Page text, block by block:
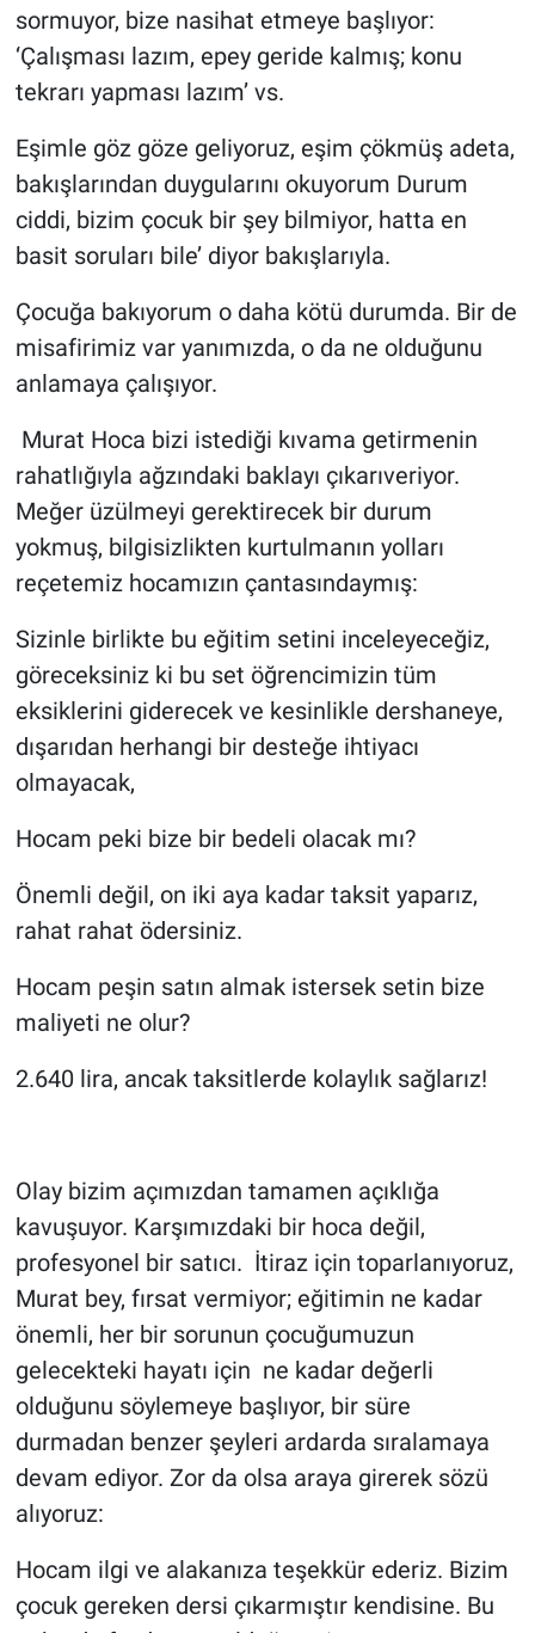
sormuyor, bize nasihat etmeye başlıyor:
‘Çalışması lazım, epey geride kalmış; konu
tekrarı yapması lazım’ vs.
Eşimle göz göze geliyoruz, eşim çökmüş adeta,
bakışlarından duygularını okuyorum Durum
ciddi, bizim çocuk bir şey bilmiyor, hatta en
basit soruları bile’ diyor bakışlarıyla.
Çocuğa bakıyorum o daha kötü durumda. Bir de
misafirimiz var yanımızda, o da ne olduğunu
anlamaya çalışıyor.
Murat Hoca bizi istediği kıvama getirmenin
rahatlığıyla ağzındaki baklayı çıkarıveriyor.
Meğer üzülmeyi gerektirecek bir durum
yokmuş, bilgisizlikten kurtulmanın yolları
reçetemiz hocamızın çantasındaymış:
Sizinle birlikte bu eğitim setini inceleyeceğiz,
göreceksiniz ki bu set öğrencimizin tüm
eksiklerini giderecek ve kesinlikle dershaneye,
dışarıdan herhangi bir desteğe ihtiyacı
olmayacak,
Hocam peki bize bir bedeli olacak mı?
Önemli değil, on iki aya kadar taksit yaparız,
rahat rahat ödersiniz.
Hocam peşin satın almak istersek setin bize
maliyeti ne olur?
2.640 lira, ancak taksitlerde kolaylık sağlarız!
Olay bizim açımızdan tamamen açıklığa
kavuşuyor. Karşımızdaki bir hoca değil,
profesyonel bir satıcı. İtiraz için toparlanıyoruz,
Murat bey, fırsat vermiyor; eğitimin ne kadar
önemli, her bir sorunun çocuğumuzun
gelecekteki hayatı için ne kadar değerli
olduğunu söylemeye başlıyor, bir süre
durmadan benzer şeyleri ardarda sıralamaya
devam ediyor. Zor da olsa araya girerek sözü
alıyoruz:
Hocam ilgi ve alakanıza teşekkür ederiz. Bizim
çocuk gereken dersi çıkarmıştır kendisine. Bu